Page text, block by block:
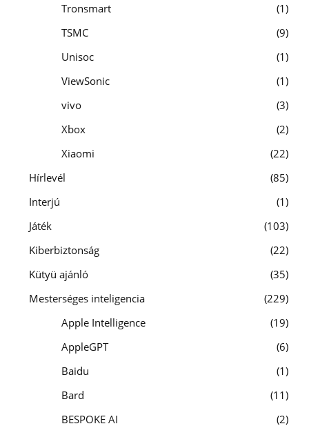
Tronsmart
1
TSMC
9
Unisoc
1
ViewSonic
1
vivo
3
Xbox
2
Xiaomi
22
Hírlevél
85
Interjú
1
Játék
103
Kiberbiztonság
22
Kütyü ajánló
35
Mesterséges inteligencia
229
Apple Intelligence
19
AppleGPT
6
Baidu
1
Bard
11
BESPOKE AI
2